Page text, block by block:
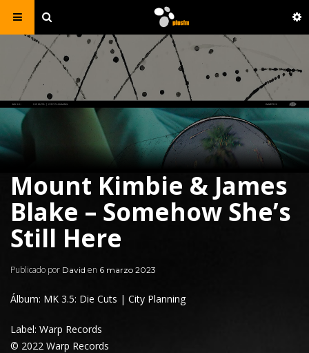
Mount Kimbie & James
Blake – Somehow She’s
Still Here
Publicado por David en 6 marzo 2023
Álbum: MK 3.5: Die Cuts | City Planning
Label: Warp Records
© 2022 Warp Records